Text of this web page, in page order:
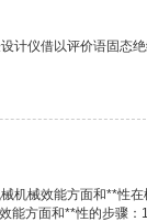
计仪借以评价语固态
机械效能方面和**性
能方面和**性的步骤：